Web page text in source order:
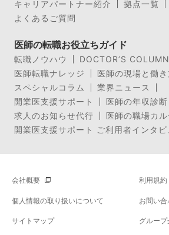
キャリアパートナー紹介
拠点一覧
よくあるご質問
医師の転職お役立ちガイド
転職ノウハウ
DOCTOR’S COLUMN
医師転職ナレッジ
医師の現場と働き
スペシャルコラム
業界ニュース
開業医支援サポート
医師の年収診断
求人のお知らせ代行
医師の職場カル
開業医支援サポート ご利用者インタビ
会社概要 利用規約
個人情報の取り扱いについて お問い合
サイトマップ グループ